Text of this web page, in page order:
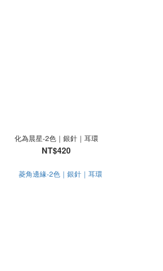
化為晨星-2色｜銀針｜耳環
NT$420